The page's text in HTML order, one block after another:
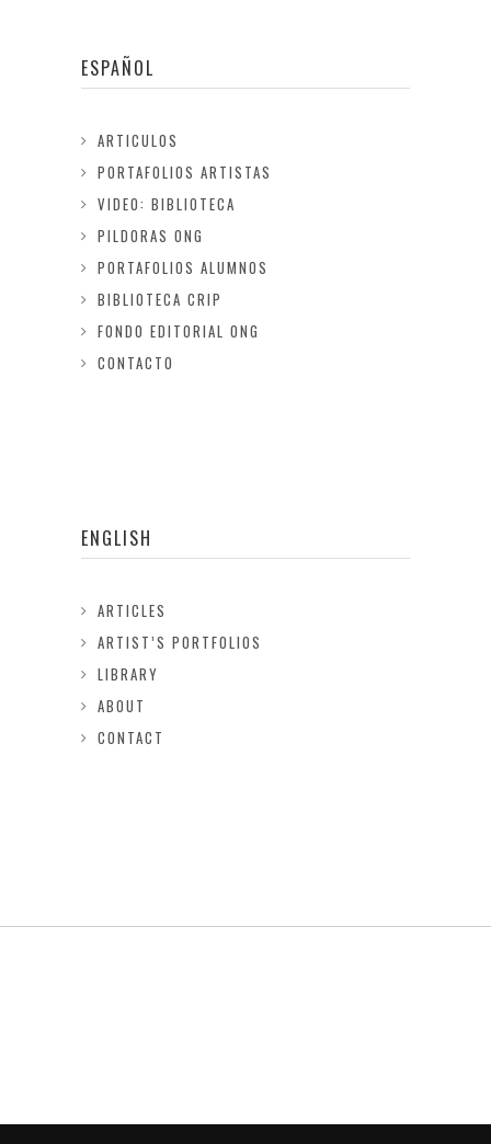
ESPAÑOL
ARTICULOS
PORTAFOLIOS ARTISTAS
VIDEO: BIBLIOTECA
PILDORAS ONG
PORTAFOLIOS ALUMNOS
BIBLIOTECA CRIP
FONDO EDITORIAL ONG
CONTACTO
ENGLISH
ARTICLES
ARTIST’S PORTFOLIOS
LIBRARY
ABOUT
CONTACT